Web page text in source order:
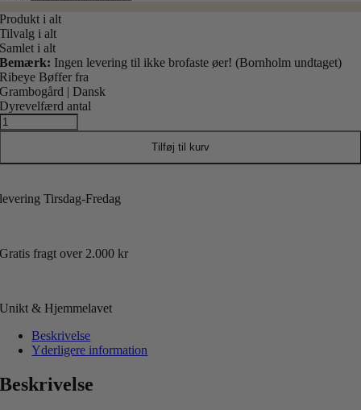
Produkt i alt
Tilvalg i alt
Samlet i alt
Bemærk: Ingen levering til ikke brofaste øer! (Bornholm undtaget)
Ribeye Bøffer fra
Grambogård | Dansk
Dyrevelfærd antal
Tilføj til kurv
levering Tirsdag-Fredag
Gratis fragt over 2.000 kr
Unikt & Hjemmelavet
Beskrivelse
Yderligere information
Beskrivelse